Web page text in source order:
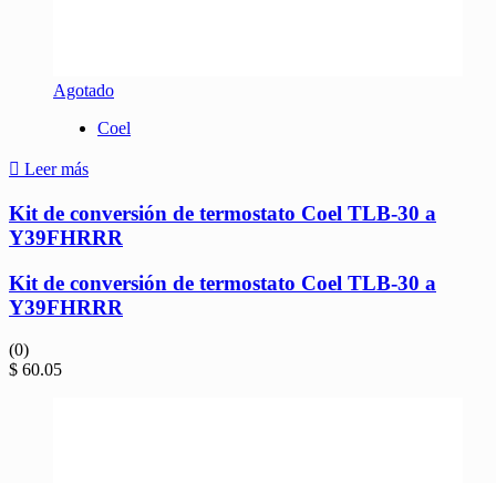
Agotado
Coel
Leer más
Kit de conversión de termostato Coel TLB-30 a
Y39FHRRR
Kit de conversión de termostato Coel TLB-30 a
Y39FHRRR
(0)
$ 60.05